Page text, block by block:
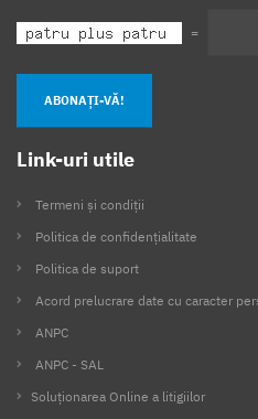
=
ABONAȚI-VĂ!
Link-uri utile
Termeni și condiții
Politica de confidențialitate
Politica de suport
Acord prelucrare date cu caracter
ANPC
ANPC - SAL
Soluționarea Online a litigiilor